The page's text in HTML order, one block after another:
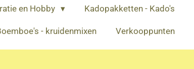
en Hobby Kadopakketten - Kado's
- kruidenmixen Verkooppunten